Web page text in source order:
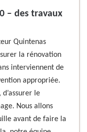
– des travaux
Quintenas
la rénovation
interviennent de
appropriée.
d’assurer le
Nous allons
avant de faire la